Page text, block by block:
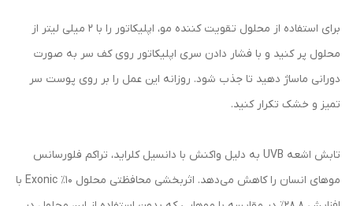
برای استفاده از محلول تقویت کننده مو، اپلیکاتور را با 2 میلی لیتر از
محلول پر کنید و با فشار دادن سری اپلیکاتور روی کف سر به صورت
دورانی ماساژ دهید تا جذب شود. روزانه این عمل را بر روی پوست سر
تمیز و خشک تکرار کنید.
تابش اشعه UVB به دلیل واکنش با دانسیل کلراید، تراکم فلورسانس
موهای انسان را کاهش می‌دهد. اثربخشی محافظتی محلول ۱۰٪ Exonic با